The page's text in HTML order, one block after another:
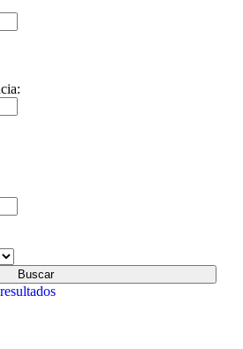
Buscar